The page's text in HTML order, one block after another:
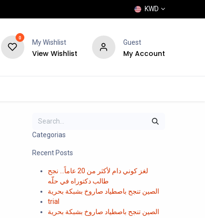
KWD
0
My Wishlist
View Wishlist
Guest
My Account
Categorias
Recent Posts
لغز كوني دام لأكثر من 20 عاماً... نجح
طالب دكتوراه في حلّه
الصين تنجح باصطياد صاروخ بشبكة بحرية
trial
الصين تنجح باصطياد صاروخ بشبكة بحرية